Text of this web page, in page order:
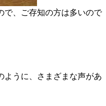
で、ご存知の方は多いので
ように、さまざまな声があ